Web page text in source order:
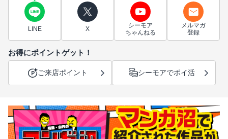
LINE X
シーモア
ちゃんねる
メルマガ
登録
お得にポイントゲット！
ご来店ポイント シーモアでポイ活